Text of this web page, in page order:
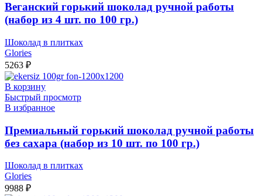
Веганский горький шоколад ручной работы
(набор из 4 шт. по 100 гр.)
Шоколад в плитках
Glories
5263 ₽
В корзину
Быстрый просмотр
В избранное
Премиальный горький шоколад ручной работы
без сахара (набор из 10 шт. по 100 гр.)
Шоколад в плитках
Glories
9988 ₽